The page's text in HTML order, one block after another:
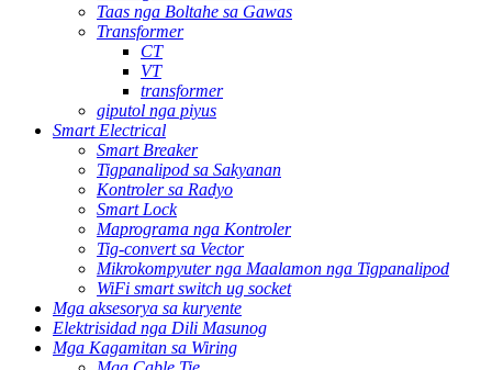
Taas nga Boltahe sa Gawas
Transformer
CT
VT
transformer
giputol nga piyus
Smart Electrical
Smart Breaker
Tigpanalipod sa Sakyanan
Kontroler sa Radyo
Smart Lock
Maprograma nga Kontroler
Tig-convert sa Vector
Mikrokompyuter nga Maalamon nga Tigpanalipod
WiFi smart switch ug socket
Mga aksesorya sa kuryente
Elektrisidad nga Dili Masunog
Mga Kagamitan sa Wiring